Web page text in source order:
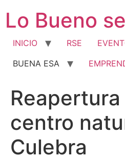
contenido
Lo Bueno
INICIO RSE
BUENA ESA
centro
Culebra